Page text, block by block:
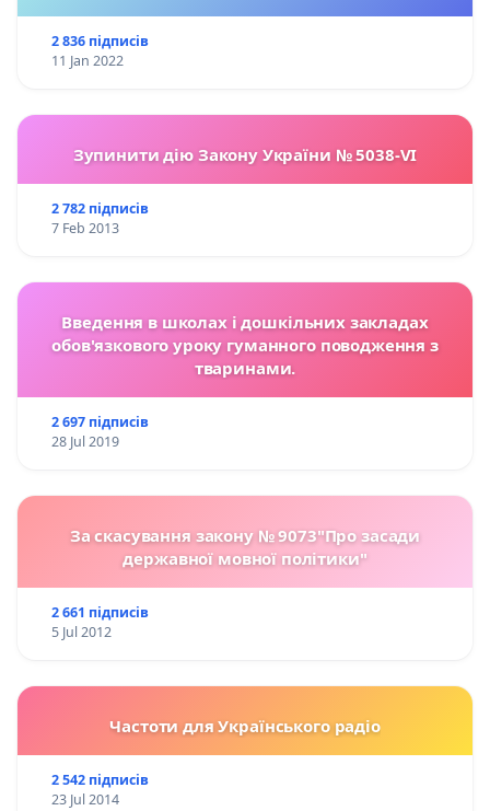
2 836 підписів
11 Jan 2022
Зупинити дію Закону України № 5038-VI
2 782 підписів
7 Feb 2013
Введення в школах і дошкільних закладах
обов'язкового уроку гуманного поводження з
тваринами.
2 697 підписів
28 Jul 2019
За скасування закону № 9073"Про засади
державної мовної політики"
2 661 підписів
5 Jul 2012
Частоти для Українського радіо
2 542 підписів
23 Jul 2014